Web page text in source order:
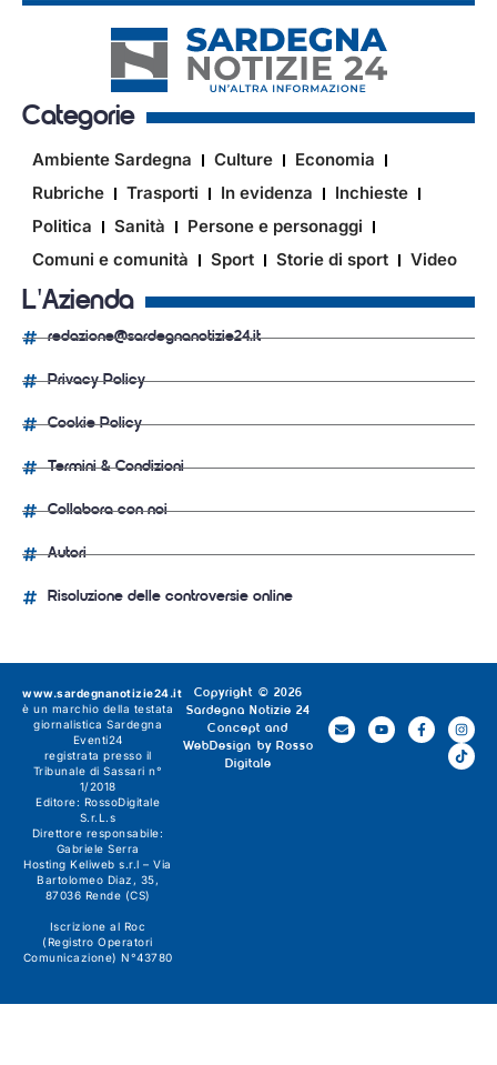
Categorie
Ambiente Sardegna Culture
Economia
Rubriche
Trasporti In evidenza
Inchieste
Politica
Sanità
Persone e personaggi
Comuni e comunità
Sport Storie di sport Video
L'Azienda
redazione@sardegnanotizie24.it
Privacy Policy
Cookie Policy
Termini & Condizioni
Collabora con noi
Autori
Risoluzione delle controversie online
Copyright © 2026
Sardegna Notizie 24
Concept and
WebDesign by Rosso
Digitale
www.sardegnanotizie24.it
è un marchio della testata
giornalistica Sardegna
Eventi24
registrata presso il
Tribunale di Sassari n°
1/2018
Editore: RossoDigitale
S.r.L.s
Direttore responsabile:
Gabriele Serra
Hosting Keliweb s.r.l – Via
Bartolomeo Diaz, 35,
87036 Rende (CS)
Iscrizione al Roc
(Registro Operatori
Comunicazione) N°43780